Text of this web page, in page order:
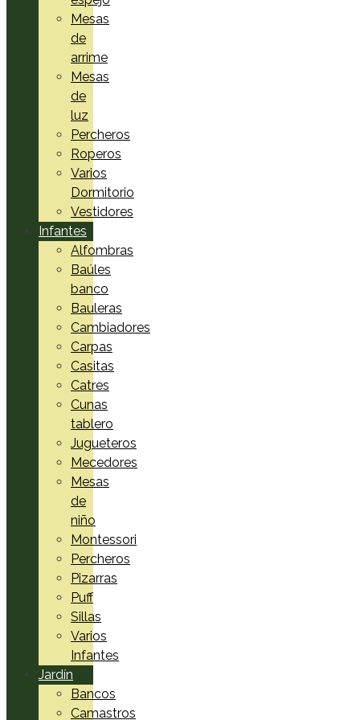
Mesas
de
arrime
Mesas
de
luz
Percheros
Roperos
Varios
Dormitorio
Vestidores
Infantes
Alfombras
Baúles
banco
Bauleras
Cambiadores
Carpas
Casitas
Catres
Cunas
tablero
Jugueteros
Mecedores
Mesas
de
niño
Montessori
Percheros
Pizarras
Puff
Sillas
Varios
Infantes
Jardín
Bancos
Camastros